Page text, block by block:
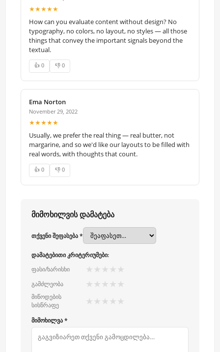
★★★★★
How can you evaluate content without design? No
typography, no colors, no layout, no styles — all those
things that convey the important signals beyond the
textual.
👍 0 👎 0
Ema Norton
November 29, 2022
★★★★★
Usually, we prefer the real thing — real butter, not
margarine, and so we'd like our layouts to be filled with
real words, with thoughts that count.
👍 0 👎 0
მიმოხილვის დამატება
თქვენი შეფასება *
დამატებითი კრიტერიუმები:
ფასი/ხარისხი
★ ★ ★ ★ ★
გამძლეობა ★ ★ ★ ★ ★
მიწოდების
სისწრაფე
★ ★ ★ ★ ★
მიმოხილვა *